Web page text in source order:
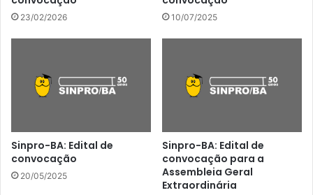
23/02/2026 10/07/2025
Sinpro-BA: Edital de
convocação
20/05/2025
Sinpro-BA: Edital de
convocação para a
Assembleia Geral
Extraordinária